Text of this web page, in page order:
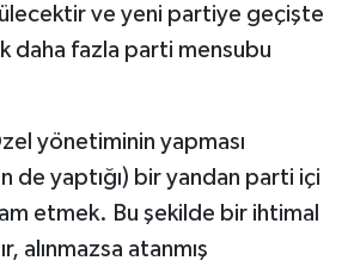
ve yeni partiye geçişte
daha fazla parti mensubu
yönetiminin yapması
de yaptığı) bir yandan parti içi
etmek. Bu şekilde bir ihtimal
alınmazsa atanmış